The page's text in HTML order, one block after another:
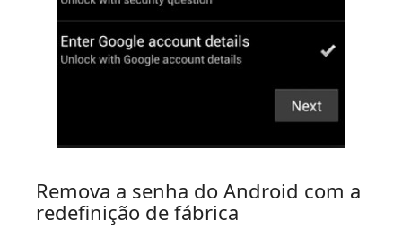
Remova a senha do Android com a
redefinição de fábrica